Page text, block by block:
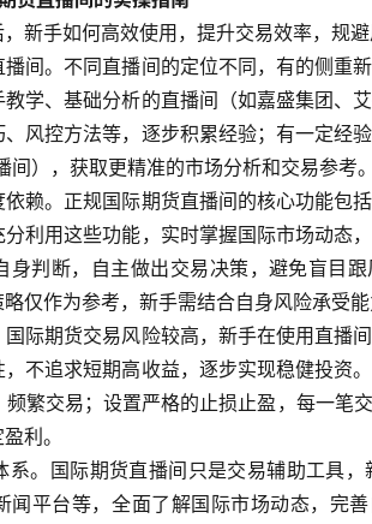
新手如何高效使用，提升交易效率，规
间。不同直播间的定位不同，有的侧重
学、基础分析的直播间（如嘉盛集团、
风控方法等，逐步积累经验；有一定经
间），获取更精准的市场分析和交易参考。
赖。正规国际期货直播间的核心功能包
利用这些功能，实时掌握国际市场动态
身判断，自主做出交易决策，避免盲目
仅作为参考，新手需结合自身风险承受
际期货交易风险较高，新手在使用直播
不追求短期高收益，逐步实现稳健投资
繁交易；设置严格的止损止盈，每一笔
利。
系。国际期货直播间只是交易辅助工具
闻平台等，全面了解国际市场动态，完